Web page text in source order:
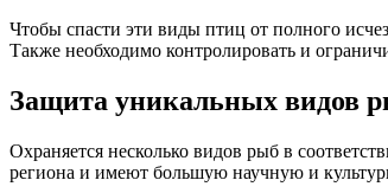
Чтобы спасти эти виды птиц от полного
Также необходимо контролировать и
Защита уникальных видов
Охраняется несколько видов рыб в
региона и имеют большую научную и